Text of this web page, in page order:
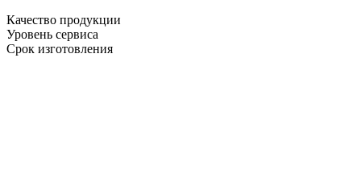
Качество продукции
Уровень сервиса
Срок изготовления